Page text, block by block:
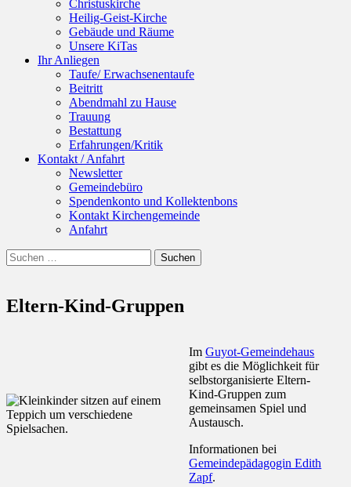
Christuskirche
Heilig-Geist-Kirche
Gebäude und Räume
Unsere KiTas
Ihr Anliegen
Taufe/ Erwachsenentaufe
Beitritt
Abendmahl zu Hause
Trauung
Bestattung
Erfahrungen/Kritik
Kontakt / Anfahrt
Newsletter
Gemeindebüro
Spendenkonto und Kollektenbons
Kontakt Kirchengemeinde
Anfahrt
Suchen
Suchen
nach:
Eltern-Kind-Gruppen
ImGuyot-Gemeindehaus
gibt es die Möglichkeit für
selbstorganisierte Eltern-
Kind-Gruppen zum
gemeinsamen Spiel und
Austausch.
Informationen bei
Gemeindepädagogin Edith
Zapf.